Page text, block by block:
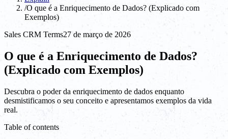
/O que é a Enriquecimento de Dados? (Explicado com
Exemplos)
Sales CRM Terms27 de março de 2026
O que é a Enriquecimento de Dados?
(Explicado com Exemplos)
Descubra o poder da enriquecimento de dados enquanto
desmistificamos o seu conceito e apresentamos exemplos da vida
real.
Table of contents